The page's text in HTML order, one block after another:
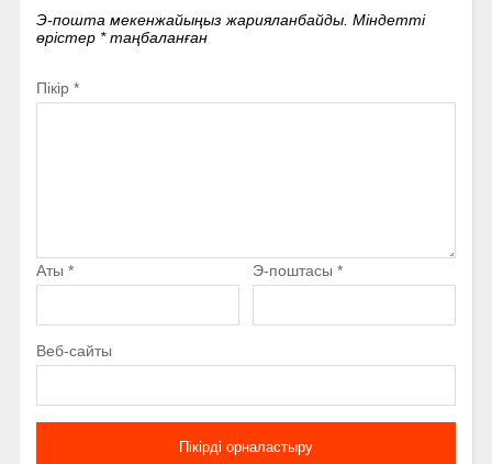
Э-пошта мекенжайыңыз жарияланбайды. Міндетті
өрістер *таңбаланған
Пікір *
Аты * Э-поштасы *
Веб-сайты